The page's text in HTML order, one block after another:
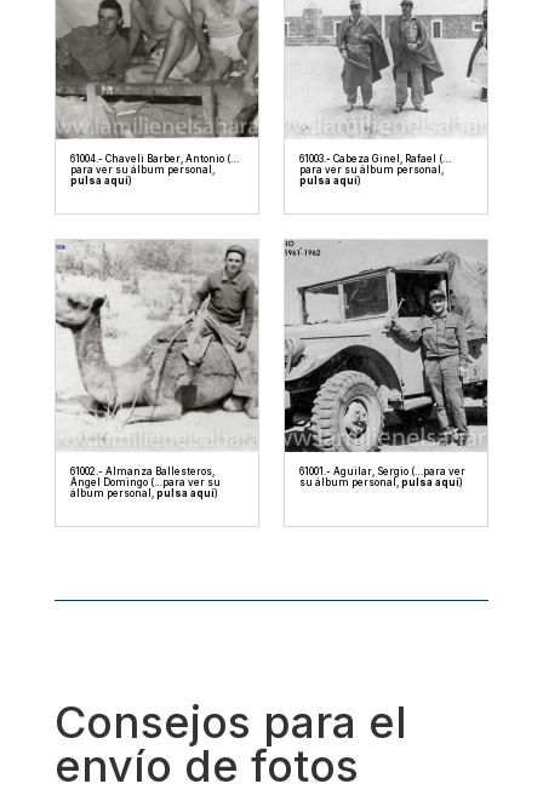
61004.- Chaveli Barber, Antonio (…
para ver su álbum personal,
pulsa aquí)
61003.- Cabeza Ginel, Rafael (…
para ver su álbum personal,
pulsa aquí)
61002.- Almanza Ballesteros,
Ángel Domingo (…para ver su
álbum personal, pulsa aquí)
61001.- Aguilar, Sergio (…para ver
su álbum personal, pulsa aquí)
Consejos para el
envío de fotos